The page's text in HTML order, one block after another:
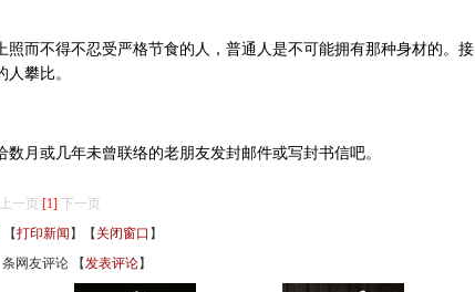
而不得不忍受严格节食的人，普通人是不可能拥有那种身材的。接
攀比。
或几年未曾联络的老朋友发封邮件或写封书信吧。
上一页 [1] 下一页
【打印新闻 】【 关闭窗口 】
网友评论 【发表评论】